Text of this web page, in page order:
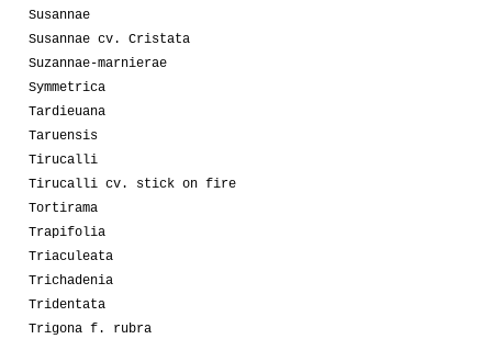
Susannae
Susannae cv. Cristata
Suzannae-marnierae
Symmetrica
Tardieuana
Taruensis
Tirucalli
Tirucalli cv. stick on fire
Tortirama
Trapifolia
Triaculeata
Trichadenia
Tridentata
Trigona f. rubra